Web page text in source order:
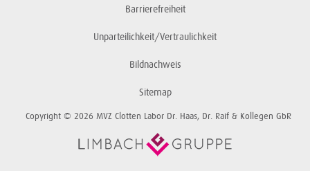
Barrierefreiheit
Unparteilichkeit/Vertraulichkeit
Bildnachweis
Sitemap
Copyright © 2026 MVZ Clotten Labor Dr. Haas, Dr. Raif & Kollegen GbR